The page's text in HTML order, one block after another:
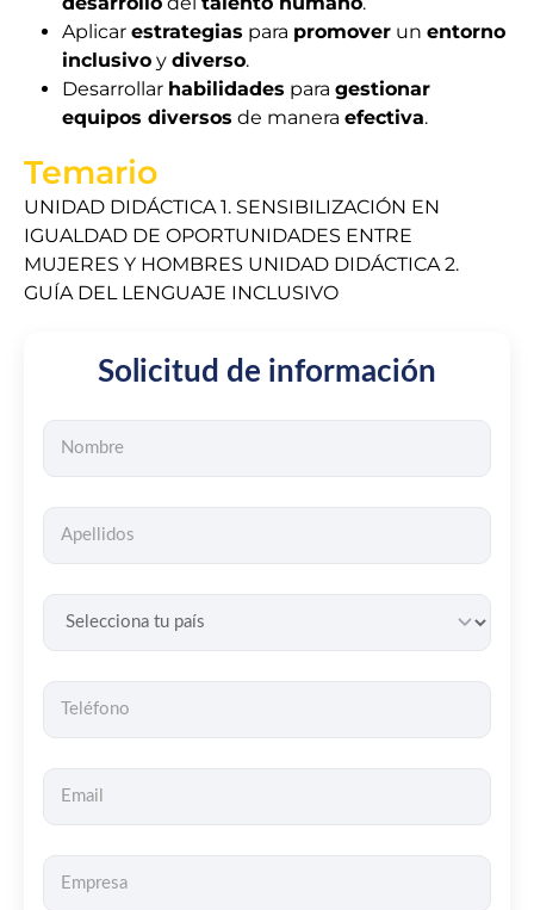
Aplicar estrategias para promover un entorno
inclusivo y diverso.
Desarrollar habilidades para gestionar
equipos diversos de manera efectiva.
Temario
UNIDAD DIDÁCTICA 1. SENSIBILIZACIÓN EN
IGUALDAD DE OPORTUNIDADES ENTRE
MUJERES Y HOMBRES UNIDAD DIDÁCTICA 2.
GUÍA DEL LENGUAJE INCLUSIVO
Solicitud de información